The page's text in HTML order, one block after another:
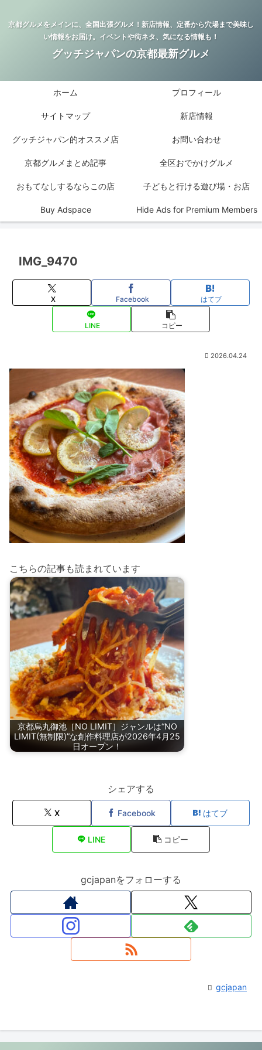
京都グルメをメインに、全国出張グルメ！新店情報、定番から穴場まで美味し
い情報をお届け。イベントや街ネタ、気になる情報も！
グッチジャパンの京都最新グルメ
ホーム プロフィール
サイトマップ 新店情報
グッチジャパン的オススメ店 お問い合わせ
京都グルメまとめ記事 全区おでかけグルメ
おもてなしするならこの店 子どもと行ける遊び場・お店
Buy Adspace Hide Ads for Premium Members
IMG_9470
X Facebook はてブ
LINE コピー
2026.04.24
こちらの記事も読まれています
京都烏丸御池［NO LIMIT］ジャンルは“NO
LIMIT(無制限)”な創作料理店が2026年4月25
日オープン！
シェアする
X Facebook はてブ
LINE コピー
gcjapanをフォローする
gcjapan